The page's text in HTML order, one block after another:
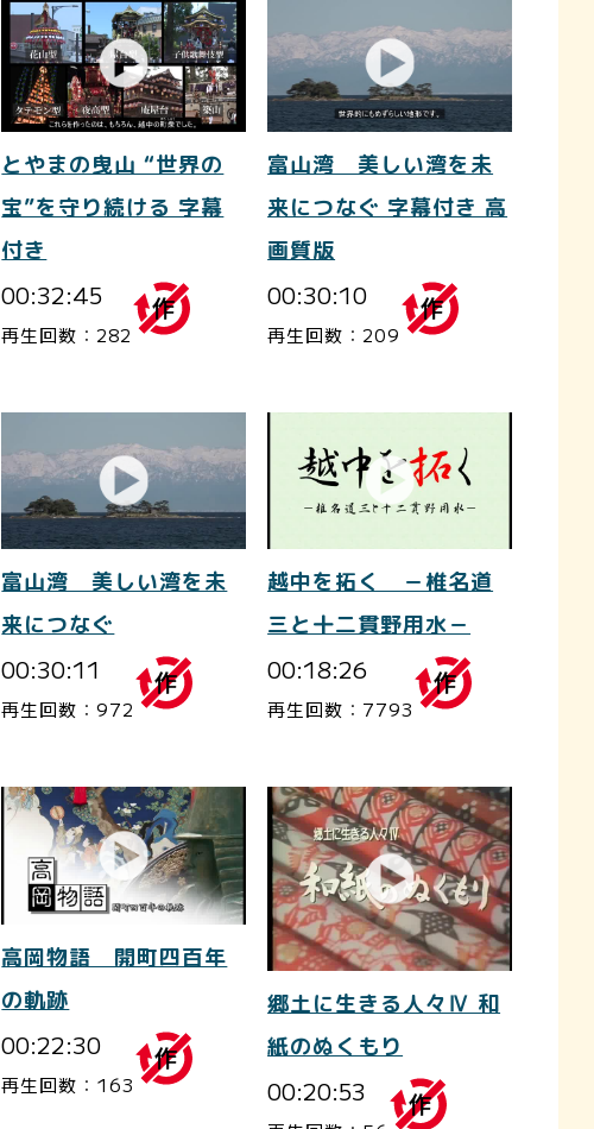
とやまの曳山 “世界の
宝”を守り続ける 字幕
付き
00:32:45
再生回数：282
富山湾 美しい湾を未
来につなぐ 字幕付き 高
画質版
00:30:10
再生回数：209
富山湾 美しい湾を未
来につなぐ
00:30:11
再生回数：972
越中を拓く －椎名道
三と十二貫野用水－
00:18:26
再生回数：7793
高岡物語 開町四百年
の軌跡
00:22:30
再生回数：163
郷土に生きる人々Ⅳ 和
紙のぬくもり
00:20:53